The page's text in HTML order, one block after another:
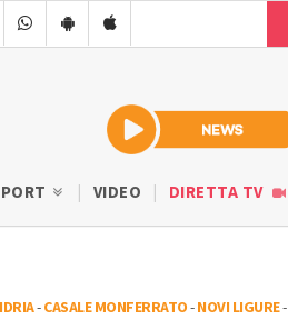
VIDEO DIRETTA TV
-CASALE MONFERRATO-NOVI LIGURE-